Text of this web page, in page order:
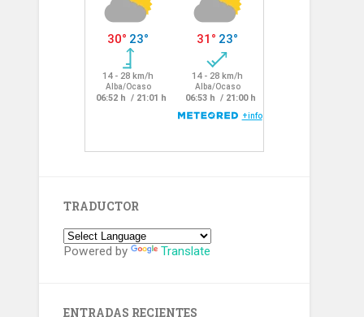
TRADUCTOR
Powered by Translate
ENTRADAS RECIENTES